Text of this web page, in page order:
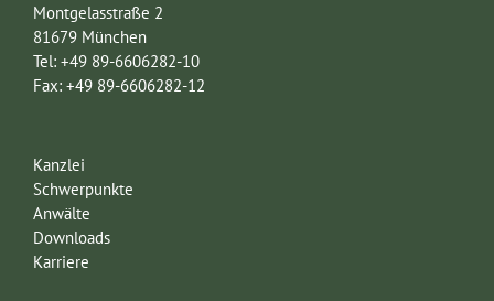
Montgelasstraße 2
81679 München
Tel: +49 89-6606282-10
Fax: +49 89-6606282-12
Kanzlei
Schwerpunkte
Anwälte
Downloads
Karriere